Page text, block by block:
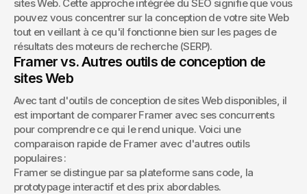
sites Web. Cette approche intégrée du SEO signifie que vous
pouvez vous concentrer sur la conception de votre site Web
tout en veillant à ce qu'il fonctionne bien sur les pages de
résultats des moteurs de recherche (SERP).
Framer vs. Autres outils de conception de
sites Web
Avec tant d'outils de conception de sites Web disponibles, il
est important de comparer Framer avec ses concurrents
pour comprendre ce qui le rend unique. Voici une
comparaison rapide de Framer avec d'autres outils
populaires :
Framer se distingue par sa plateforme sans code, la
prototypage interactif et des prix abordables.